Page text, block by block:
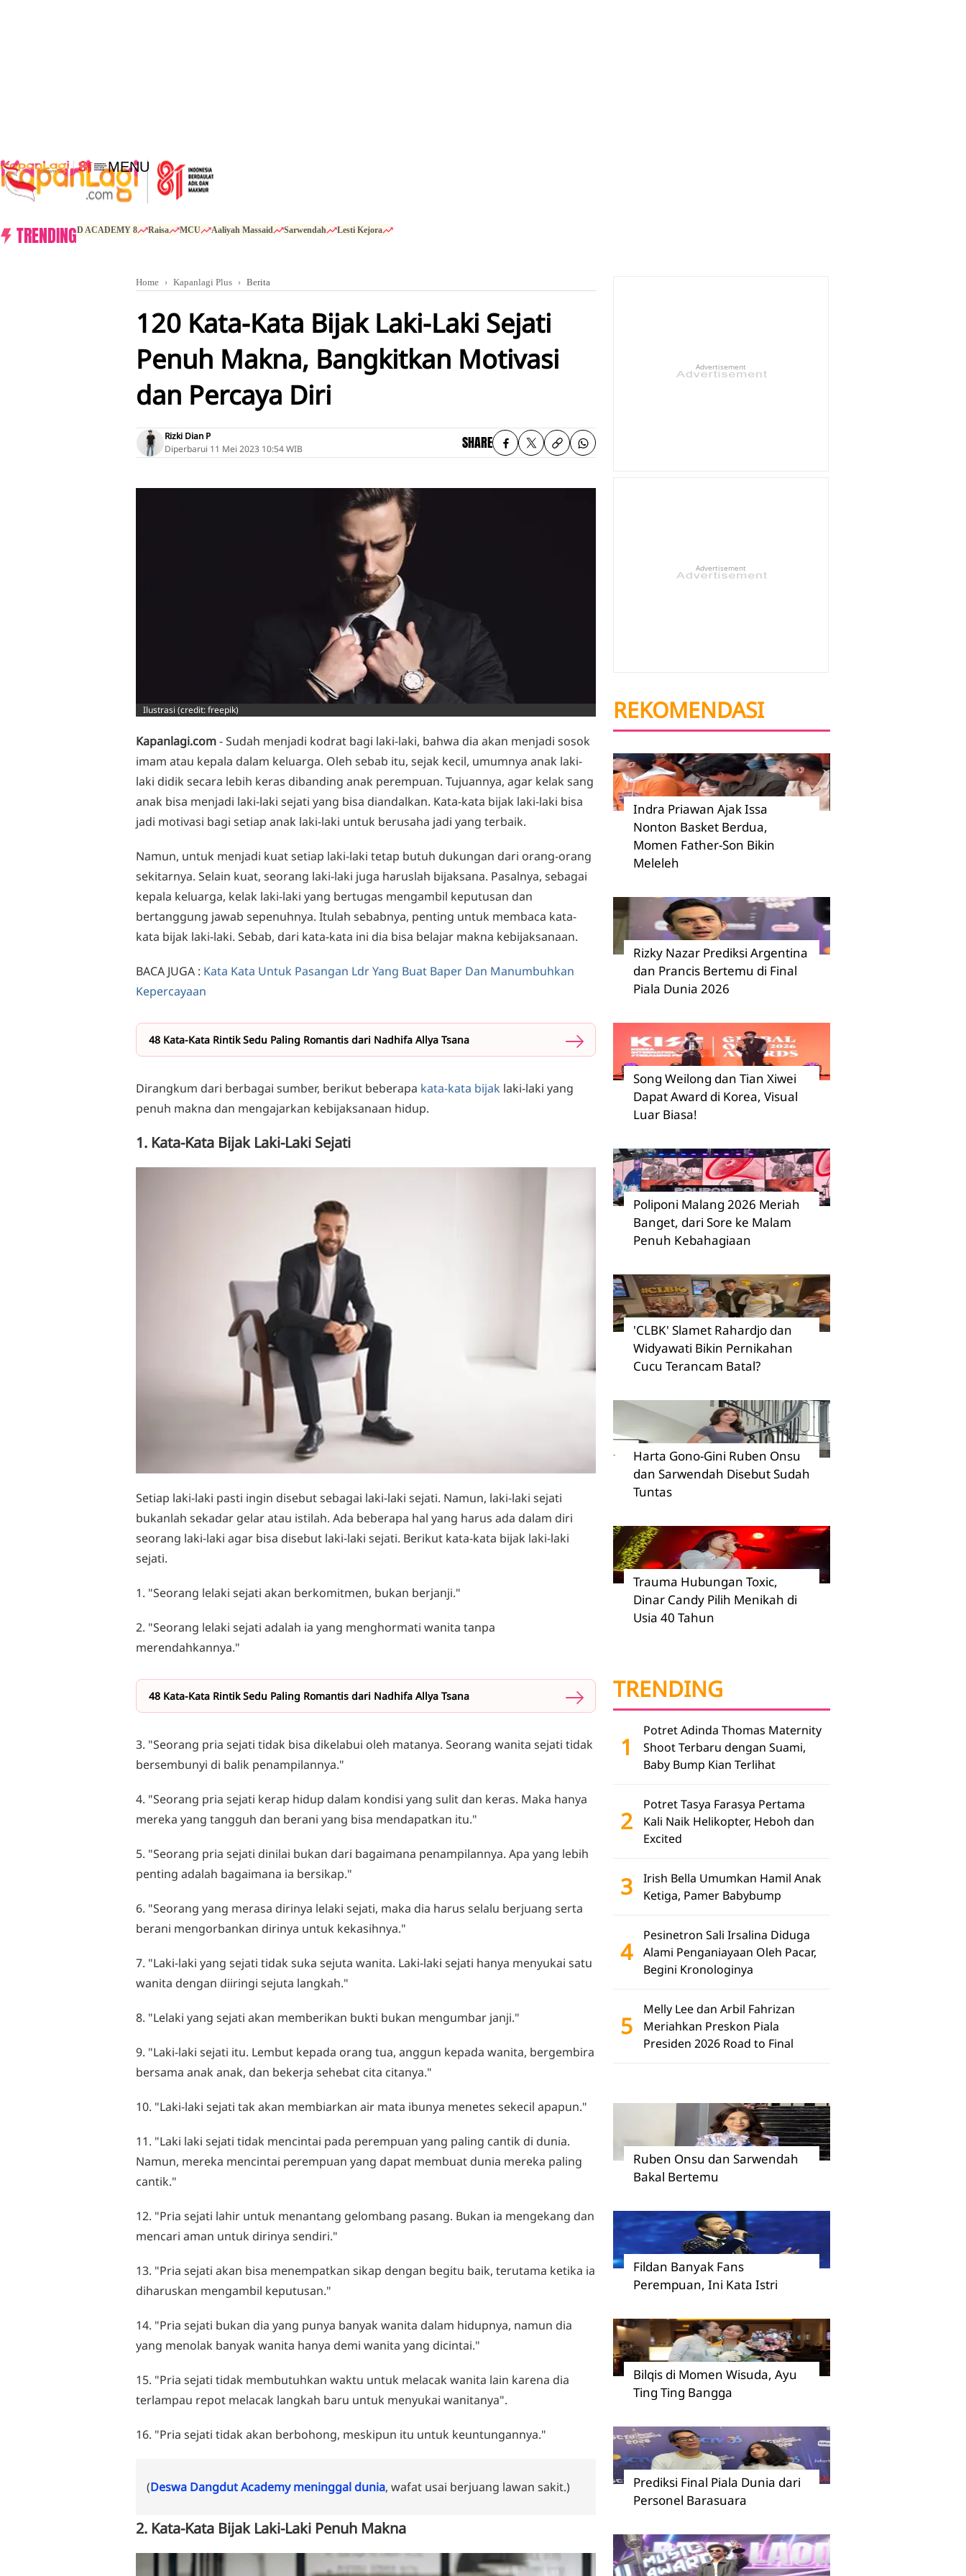
MENU
TRENDINGD ACADEMY 8 Raisa MCU Aaliyah Massaid Sarwendah Lesti Kejora
Home Kapanlagi Plus Berita
120 Kata-Kata Bijak Laki-Laki Sejati
Penuh Makna, Bangkitkan Motivasi
dan Percaya Diri
Rizki Dian P
Diperbarui 11 Mei 2023 10:54 WIB SHARE
Ilustrasi (credit: freepik)
Kapanlagi.com- Sudah menjadi kodrat bagi laki-laki, bahwa dia akan menjadi sosok
imam atau kepala dalam keluarga. Oleh sebab itu, sejak kecil, umumnya anak laki-
laki didik secara lebih keras dibanding anak perempuan. Tujuannya, agar kelak sang
anak bisa menjadi laki-laki sejati yang bisa diandalkan. Kata-kata bijak laki-laki bisa
jadi motivasi bagi setiap anak laki-laki untuk berusaha jadi yang terbaik.
Namun, untuk menjadi kuat setiap laki-laki tetap butuh dukungan dari orang-orang
sekitarnya. Selain kuat, seorang laki-laki juga haruslah bijaksana. Pasalnya, sebagai
kepala keluarga, kelak laki-laki yang bertugas mengambil keputusan dan
bertanggung jawab sepenuhnya. Itulah sebabnya, penting untuk membaca kata-
kata bijak laki-laki. Sebab, dari kata-kata ini dia bisa belajar makna kebijaksanaan.
BACA JUGA : Kata Kata Untuk Pasangan Ldr Yang Buat Baper Dan Manumbuhkan
Kepercayaan
48 Kata-Kata Rintik Sedu Paling Romantis dari Nadhifa Allya Tsana
Dirangkum dari berbagai sumber, berikut beberapa kata-kata bijak laki-laki yang
penuh makna dan mengajarkan kebijaksanaan hidup.
1. Kata-Kata Bijak Laki-Laki Sejati
Setiap laki-laki pasti ingin disebut sebagai laki-laki sejati. Namun, laki-laki sejati
bukanlah sekadar gelar atau istilah. Ada beberapa hal yang harus ada dalam diri
seorang laki-laki agar bisa disebut laki-laki sejati. Berikut kata-kata bijak laki-laki
sejati.
1. "Seorang lelaki sejati akan berkomitmen, bukan berjanji."
2. "Seorang lelaki sejati adalah ia yang menghormati wanita tanpa
merendahkannya."
48 Kata-Kata Rintik Sedu Paling Romantis dari Nadhifa Allya Tsana
3. "Seorang pria sejati tidak bisa dikelabui oleh matanya. Seorang wanita sejati tidak
bersembunyi di balik penampilannya."
4. "Seorang pria sejati kerap hidup dalam kondisi yang sulit dan keras. Maka hanya
mereka yang tangguh dan berani yang bisa mendapatkan itu."
5. "Seorang pria sejati dinilai bukan dari bagaimana penampilannya. Apa yang lebih
penting adalah bagaimana ia bersikap."
6. "Seorang yang merasa dirinya lelaki sejati, maka dia harus selalu berjuang serta
berani mengorbankan dirinya untuk kekasihnya."
7. "Laki-laki yang sejati tidak suka sejuta wanita. Laki-laki sejati hanya menyukai satu
wanita dengan diiringi sejuta langkah."
8. "Lelaki yang sejati akan memberikan bukti bukan mengumbar janji."
9. "Laki-laki sejati itu. Lembut kepada orang tua, anggun kepada wanita, bergembira
bersama anak anak, dan bekerja sehebat cita citanya."
10. "Laki-laki sejati tak akan membiarkan air mata ibunya menetes sekecil apapun."
11. "Laki laki sejati tidak mencintai pada perempuan yang paling cantik di dunia.
Namun, mereka mencintai perempuan yang dapat membuat dunia mereka paling
cantik."
12. "Pria sejati lahir untuk menantang gelombang pasang. Bukan ia mengekang dan
mencari aman untuk dirinya sendiri."
13. "Pria sejati akan bisa menempatkan sikap dengan begitu baik, terutama ketika ia
diharuskan mengambil keputusan."
14. "Pria sejati bukan dia yang punya banyak wanita dalam hidupnya, namun dia
yang menolak banyak wanita hanya demi wanita yang dicintai."
15. "Pria sejati tidak membutuhkan waktu untuk melacak wanita lain karena dia
terlampau repot melacak langkah baru untuk menyukai wanitanya".
16. "Pria sejati tidak akan berbohong, meskipun itu untuk keuntungannya."
(Deswa Dangdut Academy meninggal dunia, wafat usai berjuang lawan sakit.)
2. Kata-Kata Bijak Laki-Laki Penuh Makna
Advertisement
Advertisement
REKOMENDASI
Indra Priawan Ajak Issa
Nonton Basket Berdua,
Momen Father-Son Bikin
Meleleh
Rizky Nazar Prediksi Argentina
dan Prancis Bertemu di Final
Piala Dunia 2026
Song Weilong dan Tian Xiwei
Dapat Award di Korea, Visual
Luar Biasa!
Poliponi Malang 2026 Meriah
Banget, dari Sore ke Malam
Penuh Kebahagiaan
'CLBK' Slamet Rahardjo dan
Widyawati Bikin Pernikahan
Cucu Terancam Batal?
Harta Gono-Gini Ruben Onsu
dan Sarwendah Disebut Sudah
Tuntas
Trauma Hubungan Toxic,
Dinar Candy Pilih Menikah di
Usia 40 Tahun
TRENDING
1
Potret Adinda Thomas Maternity
Shoot Terbaru dengan Suami,
Baby Bump Kian Terlihat
2
Potret Tasya Farasya Pertama
Kali Naik Helikopter, Heboh dan
Excited
3
Irish Bella Umumkan Hamil Anak
Ketiga, Pamer Babybump
4
Pesinetron Sali Irsalina Diduga
Alami Penganiayaan Oleh Pacar,
Begini Kronologinya
5
Melly Lee dan Arbil Fahrizan
Meriahkan Preskon Piala
Presiden 2026 Road to Final
Ruben Onsu dan Sarwendah
Bakal Bertemu
Fildan Banyak Fans
Perempuan, Ini Kata Istri
Bilqis di Momen Wisuda, Ayu
Ting Ting Bangga
Prediksi Final Piala Dunia dari
Personel Barasuara